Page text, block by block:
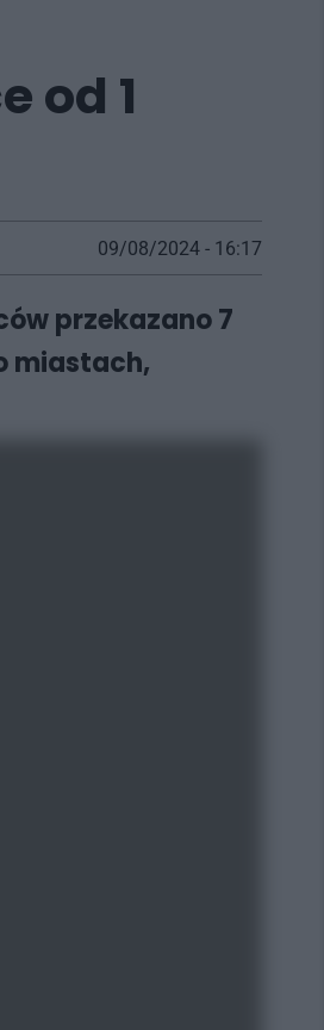
od 1
09/08/2024 - 16:17
przekazano 7
miastach,